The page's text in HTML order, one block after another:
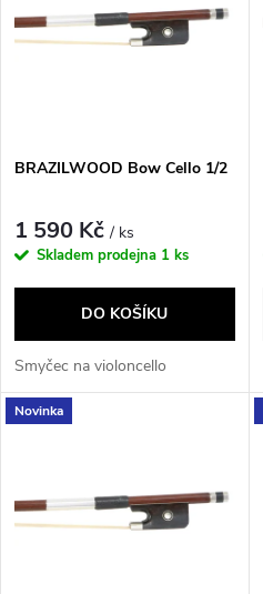
e
p
r
o
d
u
t
Abecedně
p
s
p
r
d
u
k
t
BRAZILWOOD Bow Cello 1/2
1 590 Kč/ ks
Skladem prodejna 1 ks
DO KOŠÍKU
Smyčec na violoncello
Novinka